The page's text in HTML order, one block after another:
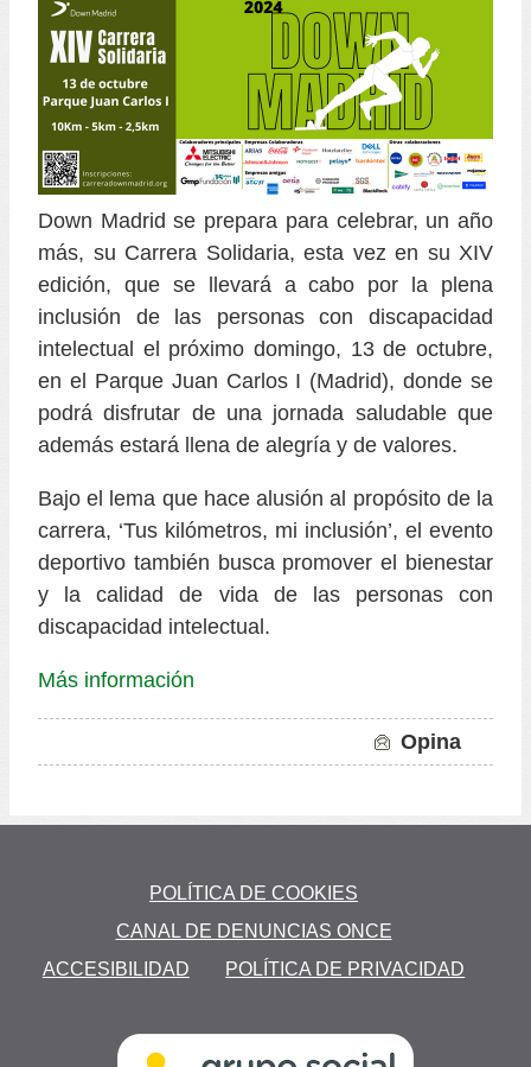
Down Madrid se prepara para celebrar, un año
más, su Carrera Solidaria, esta vez en su XIV
edición, que se llevará a cabo por la plena
inclusión de las personas con discapacidad
intelectual el próximo domingo, 13 de octubre,
en el Parque Juan Carlos I (Madrid), donde se
podrá disfrutar de una jornada saludable que
además estará llena de alegría y de valores.
Bajo el lema que hace alusión al propósito de la
carrera, ‘Tus kilómetros, mi inclusión’, el evento
deportivo también busca promover el bienestar
y la calidad de vida de las personas con
discapacidad intelectual.
Más información
Opina
POLÍTICA DE COOKIES
CANAL DE DENUNCIAS ONCE
ACCESIBILIDAD
POLÍTICA DE PRIVACIDAD